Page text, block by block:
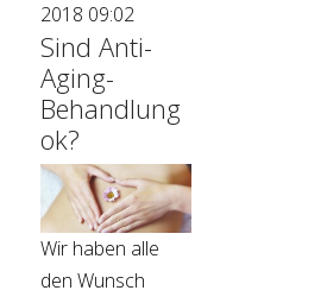
2018 09:02
Sind Anti-
Aging-
Behandlung
ok?
Wir haben alle
den Wunsch